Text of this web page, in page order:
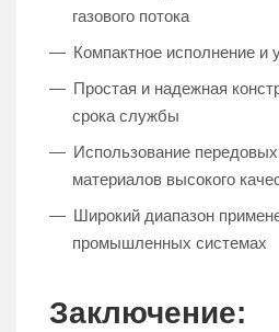
газового потока
Компактное исполнение и
Простая и надежная
срока службы
Использование передовых
материалов высокого
Широкий диапазон
промышленных системах
Заключение: